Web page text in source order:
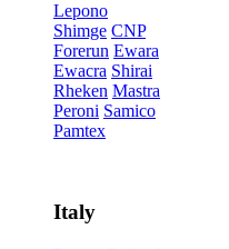
Lepono
Shimge CNP
Forerun Ewara
Ewacra Shirai
Rheken Mastra
Peroni Samico
Pamtex
Italy